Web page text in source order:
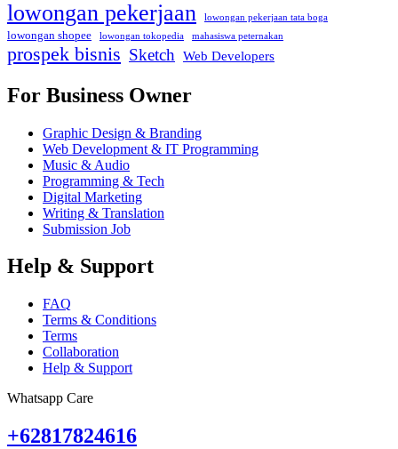
lowongan pekerjaan lowongan pekerjaan tata boga
lowongan shopee lowongan tokopedia mahasiswa peternakan
prospek bisnis Sketch Web Developers
For Business Owner
Graphic Design & Branding
Web Development & IT Programming
Music & Audio
Programming & Tech
Digital Marketing
Writing & Translation
Submission Job
Help & Support
FAQ
Terms & Conditions
Terms
Collaboration
Help & Support
Whatsapp Care
+62817824616